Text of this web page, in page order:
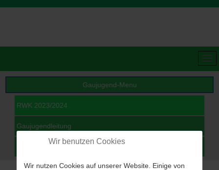
Gaujugend-Menu
RWK 2023/2024
Gaujugendleitung
Wir benutzen Cookies
Wir nutzen Cookies auf unserer Website. Einige von